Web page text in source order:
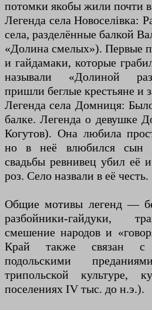
потомки якобы жили почти
Легенда села Новоселівка:
села, разделённые балкой
«Долина смелых»). Первые
и гайдамаки, которые
называли «Долиной
пришли беглые крестьяне и
Легенда села Домниця:
балке. Легенда о девушке
Когутов). Она любила
но в неё влюбился сын
свадьбы ревнивец убил её
роз. Село назвали в её честь.
Общие мотивы легенд —
разбойники-гайдуки,
смешение народов и
Край также связан с
подольскими
трипольской культуре,
поселениях IV тыс. до н.э.).